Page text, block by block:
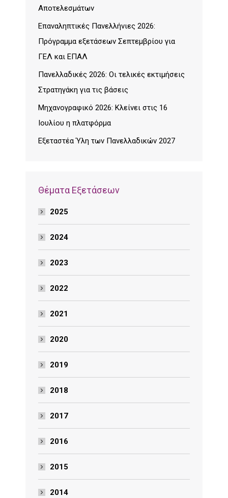
Αποτελεσμάτων
Επαναληπτικές Πανελλήνιες 2026:
Πρόγραμμα εξετάσεων Σεπτεμβρίου για
ΓΕΛ και ΕΠΑΛ
Πανελλαδικές 2026: Οι τελικές εκτιμήσεις
Στρατηγάκη για τις βάσεις
Μηχανογραφικό 2026: Κλείνει στις 16
Ιουλίου η πλατφόρμα
Εξεταστέα Ύλη των Πανελλαδικών 2027
Θέματα Εξετάσεων
2025
2024
2023
2022
2021
2020
2019
2018
2017
2016
2015
2014